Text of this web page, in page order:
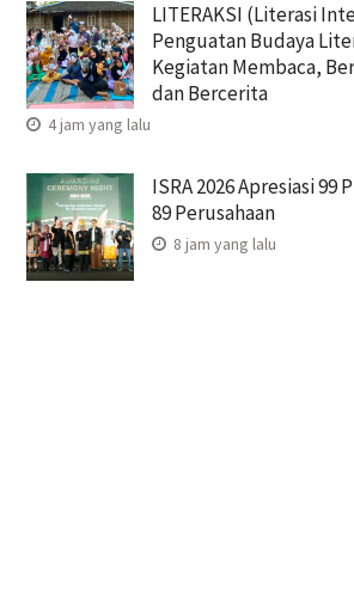
LITERAKSI (Literasi
Penguatan Budaya
Kegiatan Membaca,
dan Bercerita
4 jam yang lalu
ISRA 2026 Apresiasi 99
89 Perusahaan
8 jam yang lalu